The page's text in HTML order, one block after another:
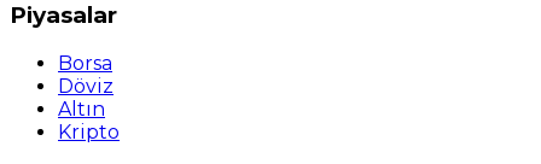
Piyasalar
Borsa
Döviz
Altın
Kripto